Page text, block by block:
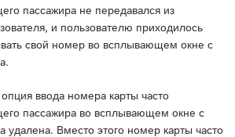
пассажира не передавался из
и пользователю приходилось
свой номер во всплывающем окне с
ввода номера карты часто
пассажира во всплывающем окне с
удалена. Вместо этого номер карты часто